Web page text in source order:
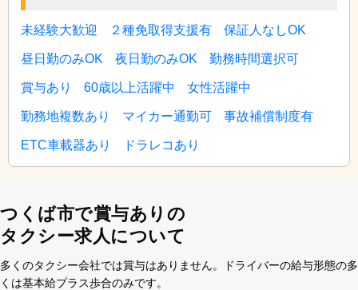
未経験大歓迎 ２種免取得支援有 保証人なしOK
昼日勤のみOK 夜日勤のみOK 勤務時間選択可
賞与あり 60歳以上活躍中 女性活躍中
勤務地複数あり マイカー通勤可 事故補償制度有
ETC車載器あり ドラレコあり
つくば市で賞与ありの
タクシー求人について
多くのタクシー会社では賞与はありません。ドライバーの給与形態の多
くは基本給プラス歩合のみです。